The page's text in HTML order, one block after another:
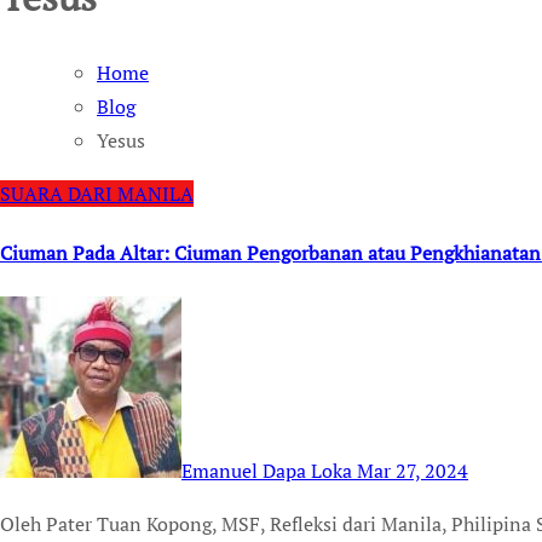
Home
Blog
Yesus
SUARA DARI MANILA
Ciuman Pada Altar: Ciuman Pengorbanan atau
Emanuel Dapa LokaMar 27, 2024
Oleh Pater Tuan Kopong, MSF, Refleksi dari Manila, Philipina Setiap kali mencium altar sebelum dan sesudah